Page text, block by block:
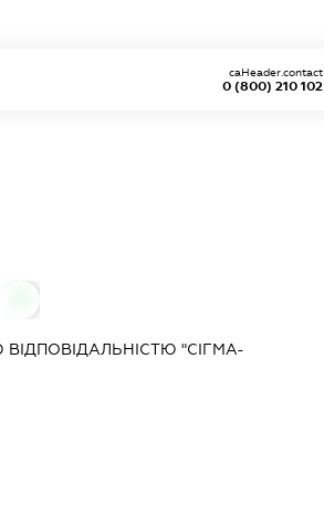
0 (800) 210 102
caHeader.contact
"СІГМА-